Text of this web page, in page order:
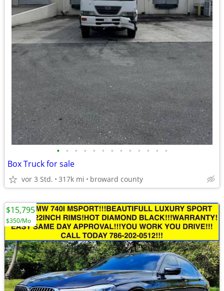
• • • • • • • • • • • • •
Box Truck for sale
vor 3 Std. 317k mi broward county
$15,795
$350/Mo